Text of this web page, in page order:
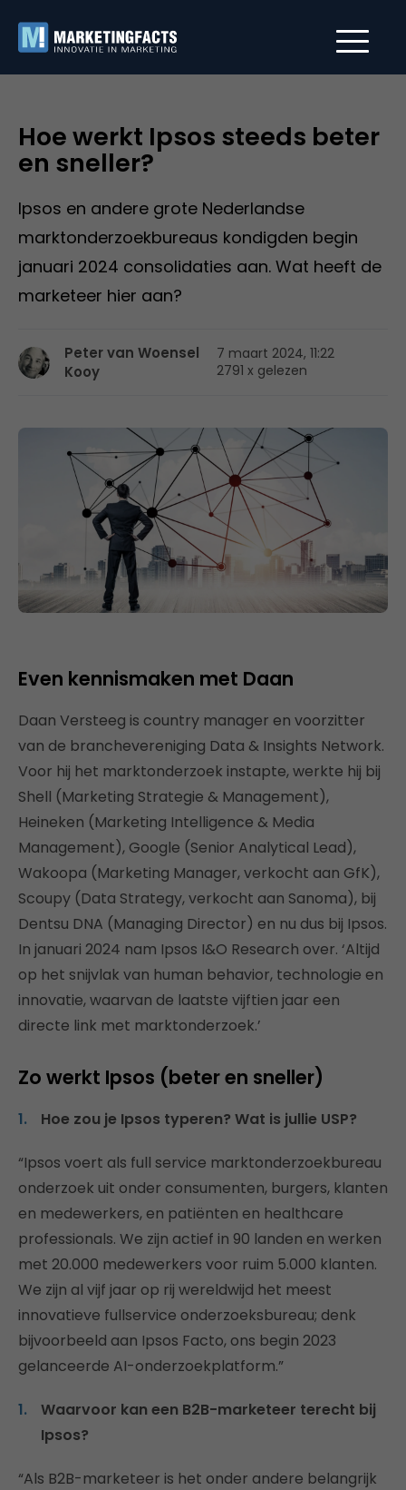
Hoe werkt Ipsos steeds beter
en sneller?
Ipsos en andere grote Nederlandse
marktonderzoekbureaus kondigden begin
januari 2024 consolidaties aan. Wat heeft de
marketeer hier aan?
Peter van Woensel
Kooy
7 maart 2024, 11:22
2791 x gelezen
Even kennismaken met Daan
Daan Versteeg is country manager en voorzitter
van de branchevereniging Data & Insights Network.
Voor hij het marktonderzoek instapte, werkte hij bij
Shell (Marketing Strategie & Management),
Heineken (Marketing Intelligence & Media
Management), Google (Senior Analytical Lead),
Wakoopa (Marketing Manager, verkocht aan GfK),
Scoupy (Data Strategy, verkocht aan Sanoma), bij
Dentsu DNA (Managing Director) en nu dus bij Ipsos.
In januari 2024 nam Ipsos I&O Research over. ‘Altijd
op het snijvlak van human behavior, technologie en
innovatie, waarvan de laatste vijftien jaar een
directe link met marktonderzoek.’
Zo werkt Ipsos (beter en sneller)
Hoe zou je Ipsos typeren? Wat is jullie USP?
“Ipsos voert als full service marktonderzoekbureau
onderzoek uit onder consumenten, burgers, klanten
en medewerkers, en patiënten en healthcare
professionals. We zijn actief in 90 landen en werken
met 20.000 medewerkers voor ruim 5.000 klanten.
We zijn al vijf jaar op rij wereldwijd het meest
innovatieve fullservice onderzoeksbureau; denk
bijvoorbeeld aan Ipsos Facto, ons begin 2023
gelanceerde AI-onderzoekplatform.”
Waarvoor kan een B2B-marketeer terecht bij
Ipsos?
“Als B2B-marketeer is het onder andere belangrijk